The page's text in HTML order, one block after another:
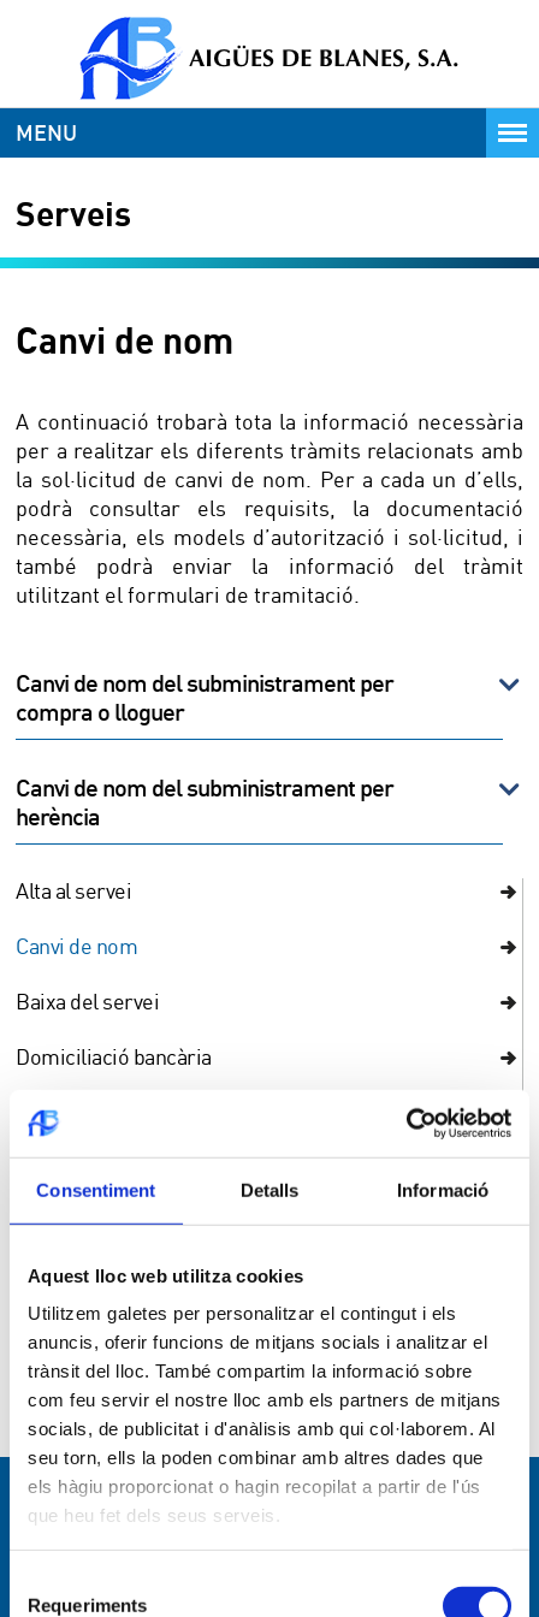
Consentiment Detalls Informació
Aquest lloc web utilitza cookies
Utilitzem galetes per personalitzar el contingut i els
anuncis, oferir funcions de mitjans socials i analitzar el
trànsit del lloc. També compartim la informació sobre
com feu servir el nostre lloc amb els partners de mitjans
socials, de publicitat i d'anàlisis amb qui col·laborem. Al
seu torn, ells la poden combinar amb altres dades que
els hàgiu proporcionat o hagin recopilat a partir de l'ús
que heu fet dels seus serveis.
Requeriments
MENU
Serveis
Canvi de nom
A continuació trobarà tota la informació necessària
per a realitzar els diferents tràmits relacionats amb
la sol·licitud de canvi de nom. Per a cada un d’ells,
podrà consultar els requisits, la documentació
necessària, els models d’autorització i sol·licitud, i
també podrà enviar la informació del tràmit
utilitzant el formulari de tramitació.
Canvi de nom del subministrament per
compra o lloguer
Canvi de nom del subministrament per
herència
Alta al servei
Canvi de nom
Baixa del servei
Domiciliació bancària
Sol·licitud de connexió d'aigua / sanejament
Enviament de la correspondència
Ampliació cànon d'aigua
Bonificació per Família nombrosa
Tarifa social cànon de l'aigua
Primera ocupació o Devolució de
Fiança
Navegació per
Empresa